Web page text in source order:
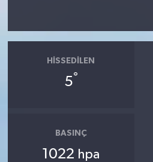
HISSEDILEN
5°
BASINÇ
1022 hpa